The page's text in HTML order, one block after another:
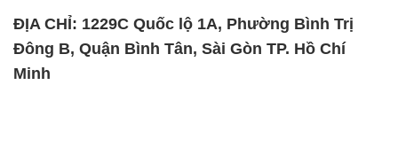
ĐỊA CHỈ: 1229C Quốc lộ 1A, Phường Bình Trị
Đông B, Quận Bình Tân, Sài Gòn TP. Hồ Chí
Minh